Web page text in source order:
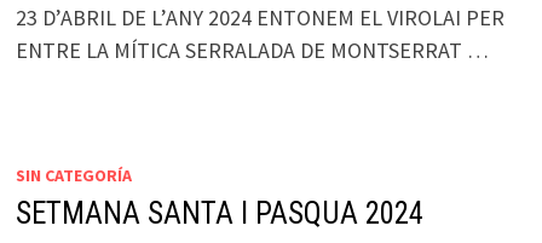
23 D’ABRIL DE L’ANY 2024 ENTONEM EL VIROLAI PER
ENTRE LA MÍTICA SERRALADA DE MONTSERRAT …
SIN CATEGORÍA
SETMANA SANTA I PASQUA 2024